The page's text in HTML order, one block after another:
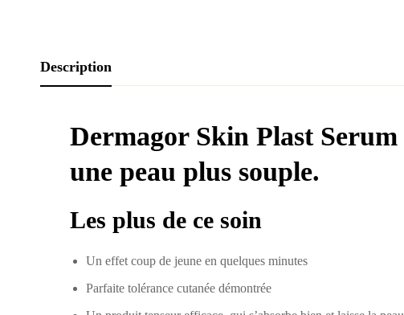
Description
Dermagor Skin Plast
une peau plus souple.
Les plus de ce soin
Un effet coup de jeune en quelques minutes
Parfaite tolérance cutanée démontrée